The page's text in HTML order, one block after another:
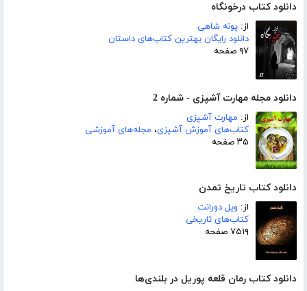
دانلود کتاب درخونگاه
از: پونه شاهی
دانلود رایگان بهترین کتاب‌های داستان
۹۷ صفحه
دانلود مجله مهارت آشپزی - شماره 2
از: مهارت آشپزی
کتاب‌های آموزش آشپزی، مجله‌های آموزشی
۳۵ صفحه
دانلود کتاب تاریخ تمدن
از: ویل دورانت
کتاب‌های تاریخی
۷۵۱۹ صفحه
دانلود کتاب رمان قلعه پوریل در بلندی‌ها